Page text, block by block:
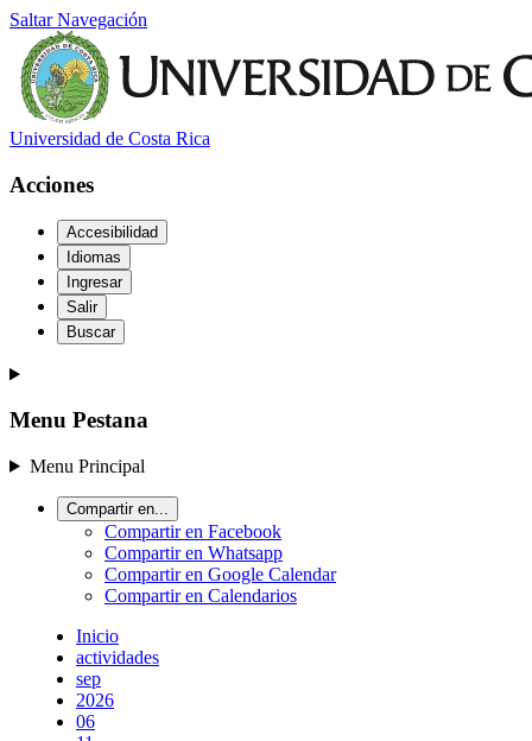
Saltar Navegación
Universidad de Costa Rica
Acciones
Accesibilidad
Idiomas
Ingresar
Salir
Buscar
Menu Pestana
Menu Principal
Compartir en...
Compartir en Facebook
Compartir en Whatsapp
Compartir en Google Calendar
Compartir en Calendarios
Inicio
actividades
sep
2026
06